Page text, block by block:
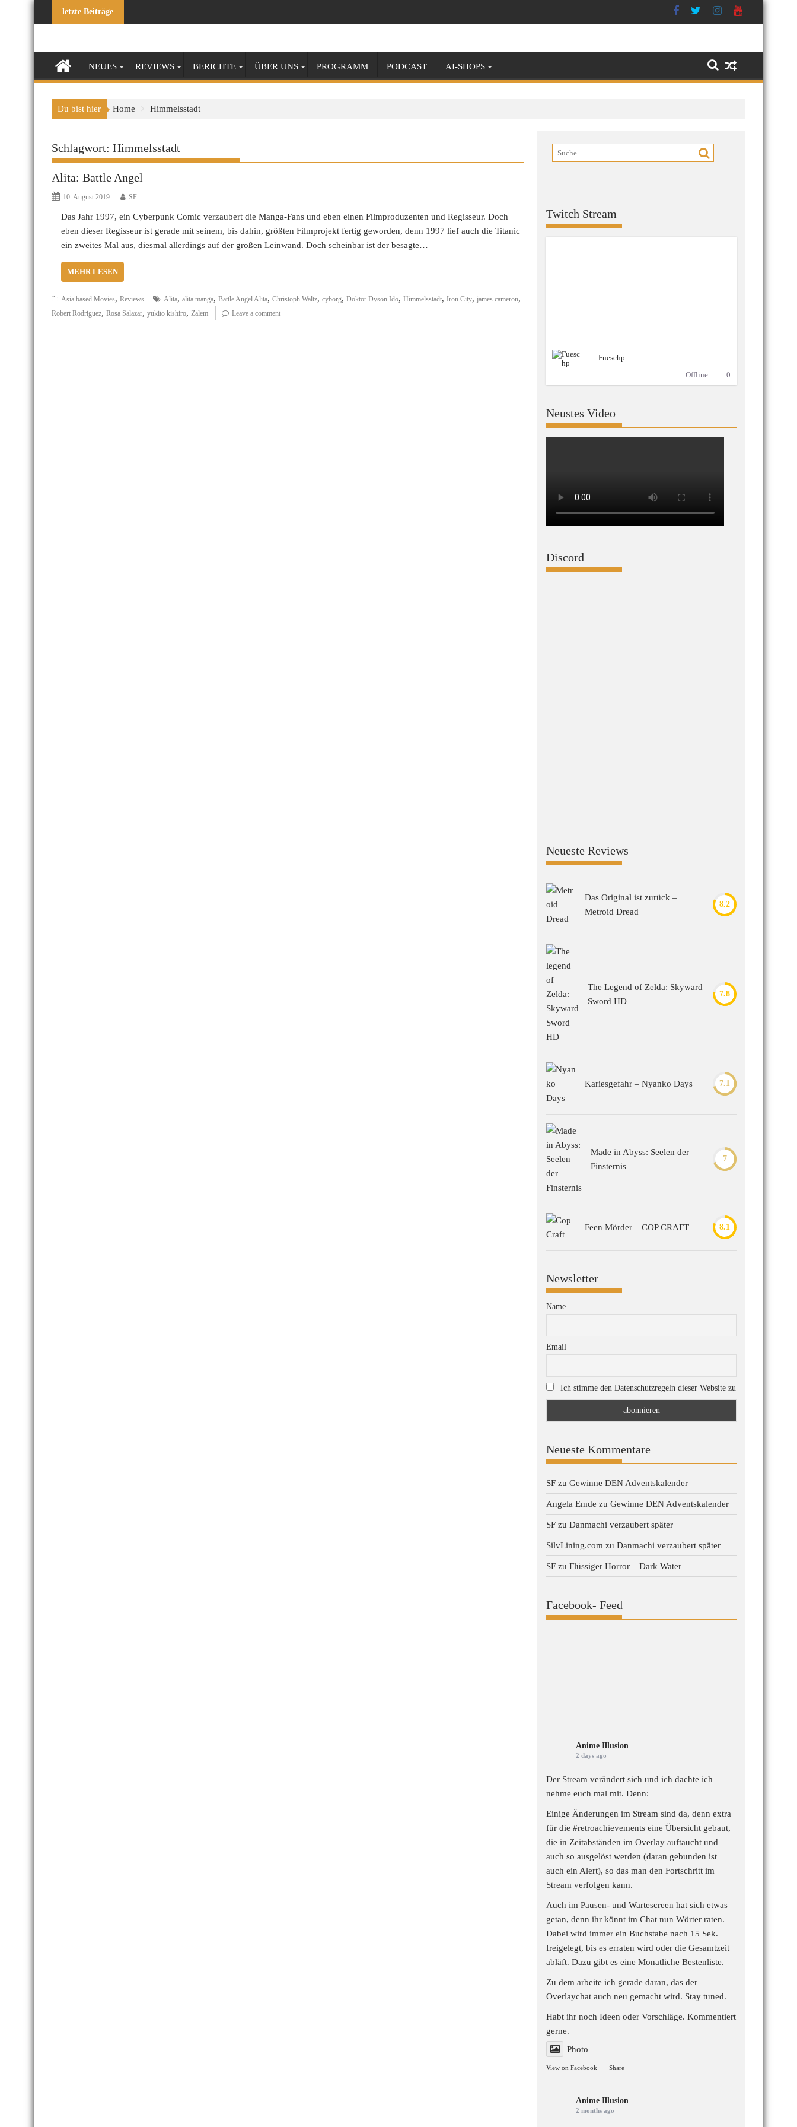
letzte Beiträge
NEUES REVIEWS BERICHTE ÜBER UNS PROGRAMM PODCAST AI-SHOPS
Du bist hier Home Himmelsstadt
Schlagwort: Himmelsstadt
Alita: Battle Angel
10. August 2019 SF
Das Jahr 1997, ein Cyberpunk Comic verzaubert die Manga-Fans und eben einen Filmproduzenten und Regisseur. Doch
eben dieser Regisseur ist gerade mit seinem, bis dahin, größten Filmprojekt fertig geworden, denn 1997 lief auch die Titanic
ein zweites Mal aus, diesmal allerdings auf der großen Leinwand. Doch scheinbar ist der besagte…
MEHR LESEN
Asia based Movies, Reviews Alita, alita manga, Battle Angel Alita, Christoph Waltz, cyborg, Doktor Dyson Ido, Himmelsstadt, Iron City, james cameron,
Robert Rodriguez, Rosa Salazar, yukito kishiro, Zalem Leave a comment
Twitch Stream
Fueschp
Offline
0
Neustes Video
Discord
Neueste Reviews
Das Original ist zurück –
Metroid Dread
8.2
The Legend of Zelda: Skyward
Sword HD
7.8
Kariesgefahr – Nyanko Days 7.1
Made in Abyss: Seelen der
Finsternis
7
Feen Mörder – COP CRAFT 8.1
Newsletter
Name
Email
Ich stimme den Datenschutzregeln dieser Website zu
Neueste Kommentare
SF zu Gewinne DEN Adventskalender
Angela Emde zu Gewinne DEN Adventskalender
SF zu Danmachi verzaubert später
SilvLining.com zu Danmachi verzaubert später
SF zu Flüssiger Horror – Dark Water
Facebook- Feed
Anime Illusion
2 days ago
Der Stream verändert sich und ich dachte ich
nehme euch mal mit. Denn:
Einige Änderungen im Stream sind da, denn extra
für die #retroachievements eine Übersicht gebaut,
die in Zeitabständen im Overlay auftaucht und
auch so ausgelöst werden (daran gebunden ist
auch ein Alert), so das man den Fortschritt im
Stream verfolgen kann.
Auch im Pausen- und Wartescreen hat sich etwas
getan, denn ihr könnt im Chat nun Wörter raten.
Dabei wird immer ein Buchstabe nach 15 Sek.
freigelegt, bis es erraten wird oder die Gesamtzeit
abläft. Dazu gibt es eine Monatliche Bestenliste.
Zu dem arbeite ich gerade daran, das der
Overlaychat auch neu gemacht wird. Stay tuned.
Habt ihr noch Ideen oder Vorschläge. Kommentiert
gerne.
Photo
View on Facebook · Share
Anime Illusion
2 months ago